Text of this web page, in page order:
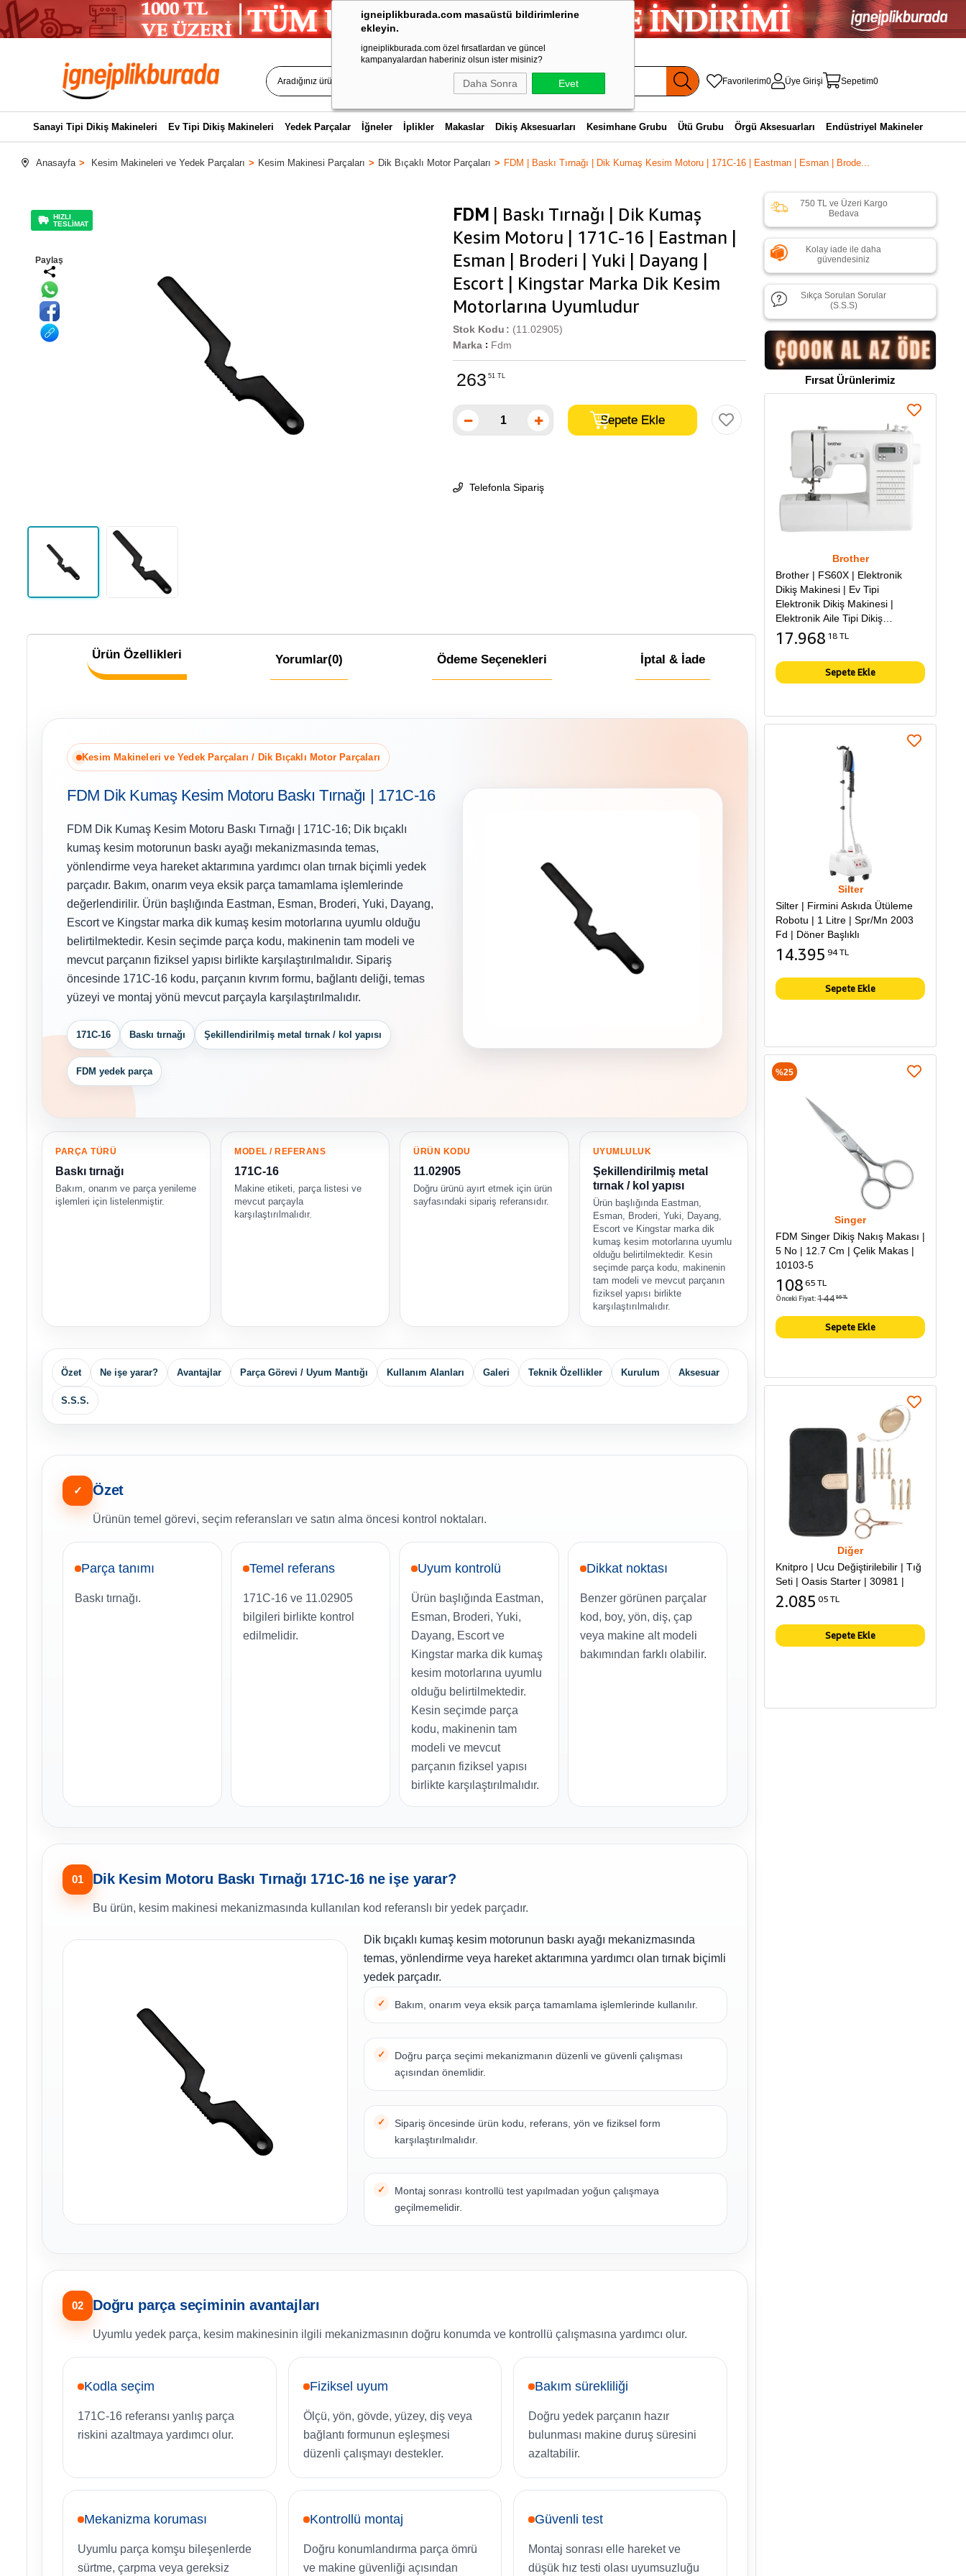
igneiplikburada.com masaüstü bildirimlerine
ekleyin.
igneiplikburada.com özel fırsatlardan ve güncel
kampanyalardan haberiniz olsun ister misiniz?
Daha Sonra Evet Favorilerim0 Üye Girişi Sepetim0
Sanayi Tipi Dikiş Makineleri Ev Tipi Dikiş Makineleri Yedek Parçalar İğneler İplikler Makaslar Dikiş Aksesuarları Kesimhane Grubu Ütü Grubu Örgü Aksesuarları Endüstriyel Makineler
Anasayfa Kesim Makineleri ve Yedek Parçaları Kesim Makinesi Parçaları Dik Bıçaklı Motor Parçaları FDM | Baskı Tırnağı | Dik Kumaş Kesim Motoru | 171C-16 | Eastman | Esman | Brode...
HIZLI
TESLİMAT
Paylaş
FDM | Baskı Tırnağı | Dik Kumaş
Kesim Motoru | 171C-16 | Eastman |
Esman | Broderi | Yuki | Dayang |
Escort | Kingstar Marka Dik Kesim
Motorlarına Uyumludur
(11.02905)
Stok Kodu
Marka : Fdm
263 51 TL
Telefonla Sipariş
Ürün Özellikleri Yorumlar(0) Ödeme Seçenekleri İptal & İade
Kesim Makineleri ve Yedek Parçaları / Dik Bıçaklı Motor Parçaları
FDM Dik Kumaş Kesim Motoru Baskı Tırnağı | 171C-16
FDM Dik Kumaş Kesim Motoru Baskı Tırnağı | 171C-16; Dik bıçaklı
kumaş kesim motorunun baskı ayağı mekanizmasında temas,
yönlendirme veya hareket aktarımına yardımcı olan tırnak biçimli yedek
parçadır. Bakım, onarım veya eksik parça tamamlama işlemlerinde
değerlendirilir. Ürün başlığında Eastman, Esman, Broderi, Yuki, Dayang,
Escort ve Kingstar marka dik kumaş kesim motorlarına uyumlu olduğu
belirtilmektedir. Kesin seçimde parça kodu, makinenin tam modeli ve
mevcut parçanın fiziksel yapısı birlikte karşılaştırılmalıdır. Sipariş
öncesinde 171C-16 kodu, parçanın kıvrım formu, bağlantı deliği, temas
yüzeyi ve montaj yönü mevcut parçayla karşılaştırılmalıdır.
171C-16 Baskı tırnağı Şekillendirilmiş metal tırnak / kol yapısı
FDM yedek parça
PARÇA TÜRÜ
Baskı tırnağı
Bakım, onarım ve parça yenileme
işlemleri için listelenmiştir.
MODEL / REFERANS
171C-16
Makine etiketi, parça listesi ve
mevcut parçayla
karşılaştırılmalıdır.
ÜRÜN KODU
11.02905
Doğru ürünü ayırt etmek için ürün
sayfasındaki sipariş referansıdır.
UYUMLULUK
Şekillendirilmiş metal
tırnak / kol yapısı
Ürün başlığında Eastman,
Esman, Broderi, Yuki, Dayang,
Escort ve Kingstar marka dik
kumaş kesim motorlarına uyumlu
olduğu belirtilmektedir. Kesin
seçimde parça kodu, makinenin
tam modeli ve mevcut parçanın
fiziksel yapısı birlikte
karşılaştırılmalıdır.
Özet Ne işe yarar? Avantajlar Parça Görevi / Uyum Mantığı Kullanım Alanları Galeri Teknik Özellikler Kurulum Aksesuar
S.S.S.
✓ Özet
Ürünün temel görevi, seçim referansları ve satın alma öncesi kontrol noktaları.
Parça tanımı
Baskı tırnağı.
Temel referans
171C-16 ve 11.02905
bilgileri birlikte kontrol
edilmelidir.
Uyum kontrolü
Ürün başlığında Eastman,
Esman, Broderi, Yuki,
Dayang, Escort ve
Kingstar marka dik kumaş
kesim motorlarına uyumlu
olduğu belirtilmektedir.
Kesin seçimde parça
kodu, makinenin tam
modeli ve mevcut
parçanın fiziksel yapısı
birlikte karşılaştırılmalıdır.
Dikkat noktası
Benzer görünen parçalar
kod, boy, yön, diş, çap
veya makine alt modeli
bakımından farklı olabilir.
01 Dik Kesim Motoru Baskı Tırnağı 171C-16 ne işe yarar?
Bu ürün, kesim makinesi mekanizmasında kullanılan kod referanslı bir yedek parçadır.
Dik bıçaklı kumaş kesim motorunun baskı ayağı mekanizmasında
temas, yönlendirme veya hareket aktarımına yardımcı olan tırnak biçimli
yedek parçadır.
Bakım, onarım veya eksik parça tamamlama işlemlerinde kullanılır.
Doğru parça seçimi mekanizmanın düzenli ve güvenli çalışması
açısından önemlidir.
Sipariş öncesinde ürün kodu, referans, yön ve fiziksel form
karşılaştırılmalıdır.
Montaj sonrası kontrollü test yapılmadan yoğun çalışmaya
geçilmemelidir.
02 Doğru parça seçiminin avantajları
Uyumlu yedek parça, kesim makinesinin ilgili mekanizmasının doğru konumda ve kontrollü çalışmasına yardımcı olur.
Kodla seçim
171C-16 referansı yanlış parça
riskini azaltmaya yardımcı olur.
Fiziksel uyum
Ölçü, yön, gövde, yüzey, diş veya
bağlantı formunun eşleşmesi
düzenli çalışmayı destekler.
Bakım sürekliliği
Doğru yedek parçanın hazır
bulunması makine duruş süresini
azaltabilir.
Mekanizma koruması
Uyumlu parça komşu bileşenlerde
sürtme, çarpma veya gereksiz
Kontrollü montaj
Doğru konumlandırma parça ömrü
ve makine güvenliği açısından
Güvenli test
Montaj sonrası elle hareket ve
düşük hız testi olası uyumsuzluğu
750 TL ve Üzeri Kargo
Bedava
Kolay iade ile daha
güvendesiniz
Sıkça Sorulan Sorular
(S.S.S)
Fırsat Ürünlerimiz
Brother
Brother | FS60X | Elektronik
Dikiş Makinesi | Ev Tipi
Elektronik Dikiş Makinesi |
Elektronik Aile Tipi Dikiş
Makinesi
17.968 18 TL
Sepete Ekle
Silter
Silter | Firmini Askıda Ütüleme
Robotu | 1 Litre | Spr/Mn 2003
Fd | Döner Başlıklı
14.395 94 TL
Sepete Ekle
Singer
FDM Singer Dikiş Nakış Makası |
5 No | 12.7 Cm | Çelik Makas |
10103-5
108 65 TL
Önceki Fiyat:144 86 TL
Sepete Ekle
%25
Diğer
Knitpro | Ucu Değiştirilebilir | Tığ
Seti | Oasis Starter | 30981 |
2.085 05 TL
Sepete Ekle